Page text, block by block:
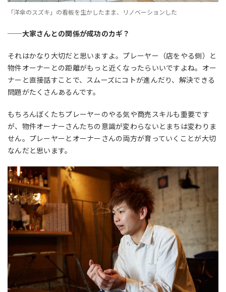
「洋傘のスズキ」の看板を生かしたまま、リノベーションした
──大家さんとの関係が成功のカギ？
それはかなり大切だと思いますよ。プレーヤー（店をやる側）と
物件オーナーとの距離がもっと近くなったらいいですよね。オー
ナーと直接話すことで、スムーズにコトが進んだり、解決できる
問題がたくさんあるんです。
もちろんぼくたちプレーヤーのやる気や商売スキルも重要です
が、物件オーナーさんたちの意識が変わらないとまちは変わりま
せん。プレーヤーとオーナーさんの両方が育っていくことが大切
なんだと思います。